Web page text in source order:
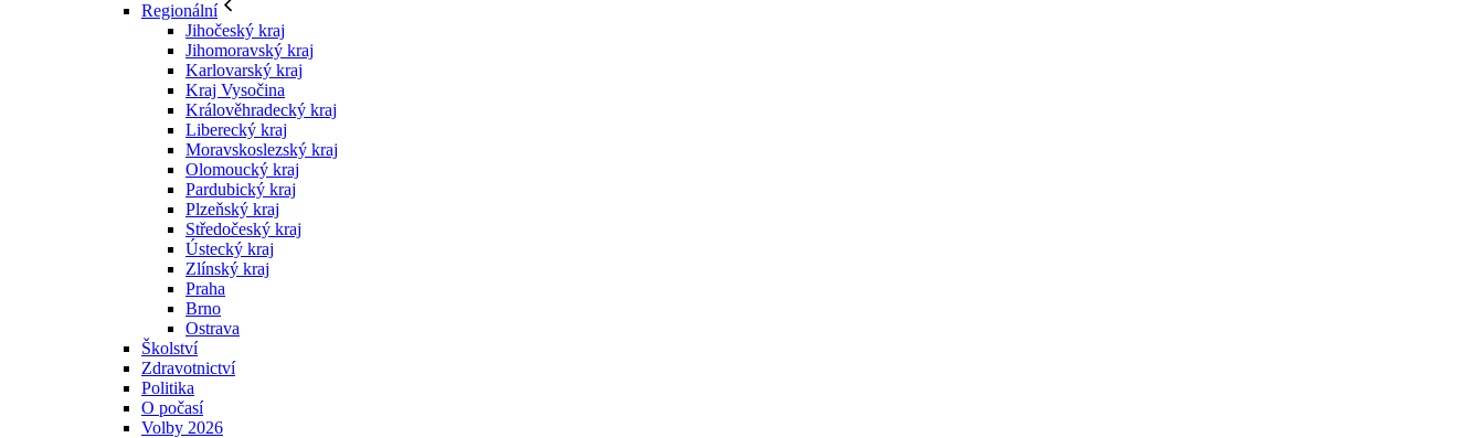
Regionální
Jihočeský kraj
Jihomoravský kraj
Karlovarský kraj
Kraj Vysočina
Králověhradecký kraj
Liberecký kraj
Moravskoslezský kraj
Olomoucký kraj
Pardubický kraj
Plzeňský kraj
Středočeský kraj
Ústecký kraj
Zlínský kraj
Praha
Brno
Ostrava
Školství
Zdravotnictví
Politika
O počasí
Volby 2026